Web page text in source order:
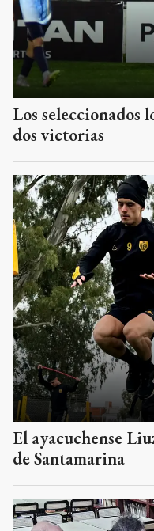
Los seleccionados
dos victorias
El ayacuchense
de Santamarina